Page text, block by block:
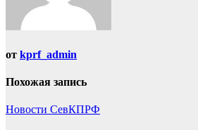
от kprf_admin
Похожая запись
Новости СевКПРФ